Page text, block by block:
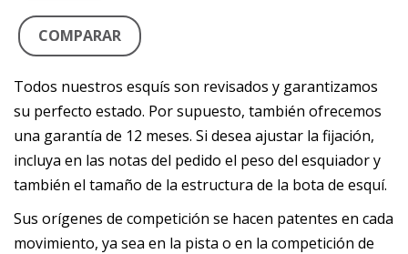
COMPARAR
Todos nuestros esquís son revisados y garantizamos
su perfecto estado. Por supuesto, también ofrecemos
una garantía de 12 meses. Si desea ajustar la fijación,
incluya en las notas del pedido el peso del esquiador y
también el tamaño de la estructura de la bota de esquí.
Sus orígenes de competición se hacen patentes en cada
movimiento, ya sea en la pista o en la competición de